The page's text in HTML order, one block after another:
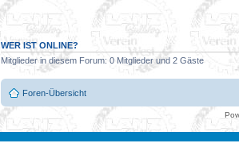
WER IST ONLINE?
Mitglieder in diesem Forum: 0 Mitglieder und 2 Gäste
Foren-Übersicht